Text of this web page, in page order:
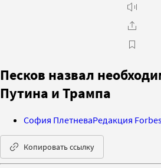
Песков назвал
Путина и Трампа
София ПлетневаРедакция
Копировать ссылку